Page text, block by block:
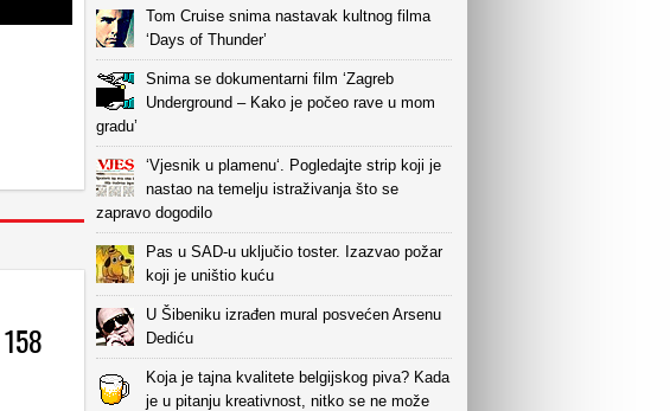
Tom Cruise snima nastavak kultnog filma
‘Days of Thunder’
Snima se dokumentarni film ‘Zagreb
Underground – Kako je počeo rave u mom
gradu’
‘Vjesnik u plamenu‘. Pogledajte strip koji je
nastao na temelju istraživanja što se
zapravo dogodilo
Pas u SAD-u uključio toster. Izazvao požar
koji je uništio kuću
U Šibeniku izrađen mural posvećen Arsenu
Dediću
Koja je tajna kvalitete belgijskog piva? Kada
je u pitanju kreativnost, nitko se ne može